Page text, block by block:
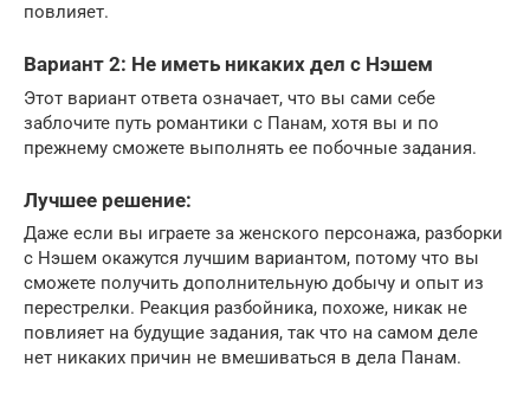
повлияет.
Вариант 2: Не иметь никаких дел с Нэшем
Этот вариант ответа означает, что вы сами себе
заблочите путь романтики с Панам, хотя вы и по
прежнему сможете выполнять ее побочные задания.
Лучшее решение:
Даже если вы играете за женского персонажа, разборки
с Нэшем окажутся лучшим вариантом, потому что вы
сможете получить дополнительную добычу и опыт из
перестрелки. Реакция разбойника, похоже, никак не
повлияет на будущие задания, так что на самом деле
нет никаких причин не вмешиваться в дела Панам.